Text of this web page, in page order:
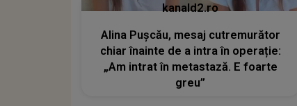
kanald2.ro
Alina Pușcău, mesaj cutremurător
chiar înainte de a intra în operație:
„Am intrat în metastază. E foarte
greu”